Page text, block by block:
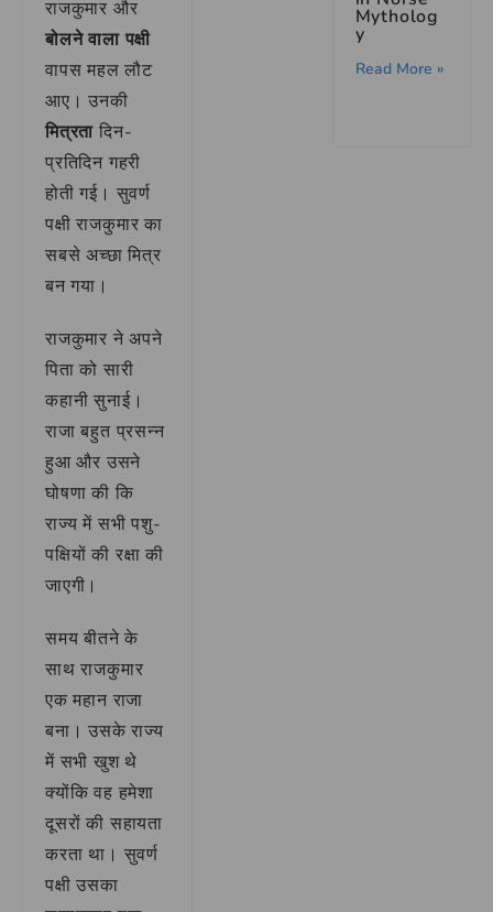
राजकुमार और
बोलने वाला पक्षी
वापस महल लौट
आए। उनकी
मित्रता दिन-
प्रतिदिन गहरी
होती गई। सुवर्ण
पक्षी राजकुमार का
सबसे अच्छा मित्र
बन गया।
राजकुमार ने अपने
पिता को सारी
कहानी सुनाई।
राजा बहुत प्रसन्न
हुआ और उसने
घोषणा की कि
राज्य में सभी पशु-
पक्षियों की रक्षा की
जाएगी।
समय बीतने के
साथ राजकुमार
एक महान राजा
बना। उसके राज्य
में सभी खुश थे
क्योंकि वह हमेशा
दूसरों की सहायता
करता था। सुवर्ण
पक्षी उसका
Mytholog
y
Read More »